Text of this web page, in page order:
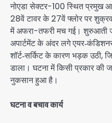
नोएडा सेक्टर-100 स्थित प्रमुख
28वें टावर के 27वें फ्लोर पर
में अफरा-तफरी मच गई। शुरुआती
अपार्टमेंट के अंदर लगे
शॉर्ट‑सर्किट के कारण भड़क
डाला। घटना में किसी प्रकार की
नुकसान हुआ है।
घटना व बचाव कार्य